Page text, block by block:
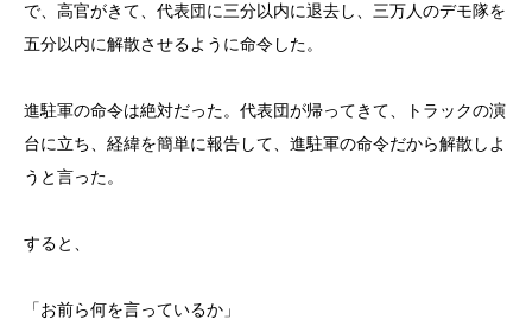
で、高官がきて、代表団に三分以内に退去し、三万人のデモ隊を
五分以内に解散させるように命令した。
進駐軍の命令は絶対だった。代表団が帰ってきて、トラックの演
台に立ち、経緯を簡単に報告して、進駐軍の命令だから解散しよ
うと言った。
すると、
「お前ら何を言っているか」